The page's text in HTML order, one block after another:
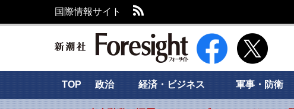
国際情報サイト
新潮社 Foresight フォー
TOP 政治 経済・ビジネス 軍事・防衛